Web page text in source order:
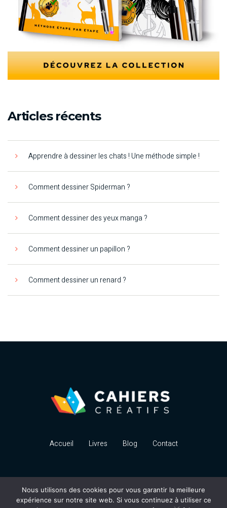
Articles récents
Apprendre à dessiner les chats ! Une méthode simple !
Comment dessiner Spiderman ?
Comment dessiner des yeux manga ?
Comment dessiner un papillon ?
Comment dessiner un renard ?
Accueil Livres Blog Contact
Nous utilisons des cookies pour vous garantir la meilleure
expérience sur notre site web. Si vous continuez à utiliser ce